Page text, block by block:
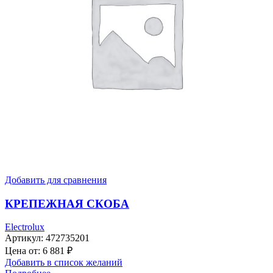
Добавить для сравнения
КРЕПЕЖНАЯ СКОБА
Electrolux
Артикул: 472735201
Цена от: 6 881 ₽
Добавить в список желаний